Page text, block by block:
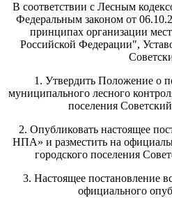
В соответствии с Лесным
Федеральным законом от
принципах организации
Российской Федерации",
1. Утвердить Положение о
муниципального лесного
поселения
2. Опубликовать настоящее
НПА» и разместить на
городского поселения
3. Настоящее постановление
официального